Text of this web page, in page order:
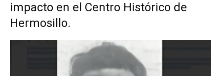
impacto en el Centro Histórico de
Hermosillo.